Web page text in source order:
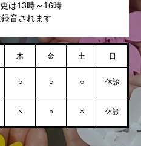
は13時～16時
音されます
木 金 土 日
○ ○ ○ 休診
× ○ × 休診